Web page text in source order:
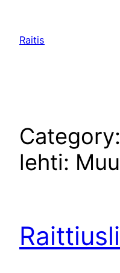
Raitis
Category:
lehti: